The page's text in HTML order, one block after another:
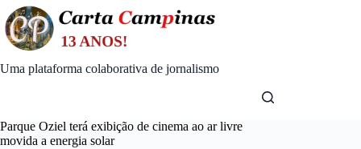
Skip
to
content
Uma plataforma colaborativa de jornalismo
Parque Oziel terá exibição de cinema ao ar livre
movida a energia solar